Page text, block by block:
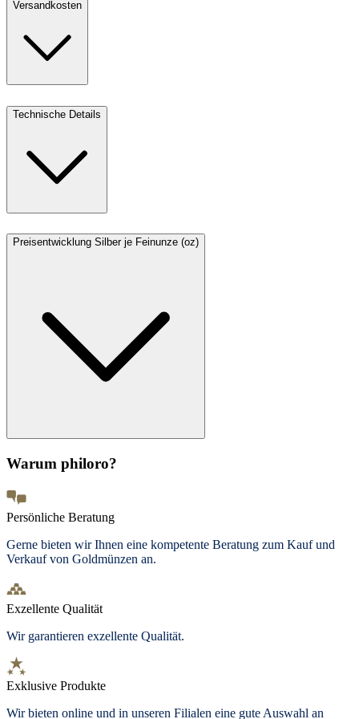
Versandkosten
Technische Details
Preisentwicklung Silber je Feinunze (oz)
Warum philoro?
Persönliche Beratung
Gerne bieten wir Ihnen eine kompetente Beratung zum Kauf und
Verkauf von Goldmünzen an.
Exzellente Qualität
Wir garantieren exzellente Qualität.
Exklusive Produkte
Wir bieten online und in unseren Filialen eine gute Auswahl an